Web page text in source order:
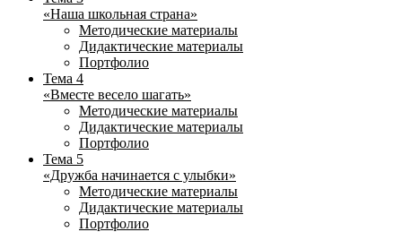
«Наша школьная страна»
Методические материалы
Дидактические материалы
Портфолио
Тема 4
«Вместе весело шагать»
Методические материалы
Дидактические материалы
Портфолио
Тема 5
«Дружба начинается с улыбки»
Методические материалы
Дидактические материалы
Портфолио